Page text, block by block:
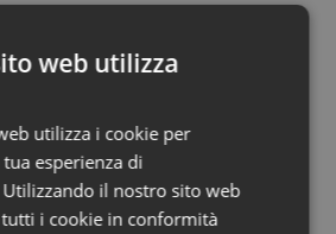
fumo”.
2019
Sanità/Nutri&Previeni)
web utilizza
utilizza i cookie per
esperienza di
il nostro sito web
i cookie in conformità